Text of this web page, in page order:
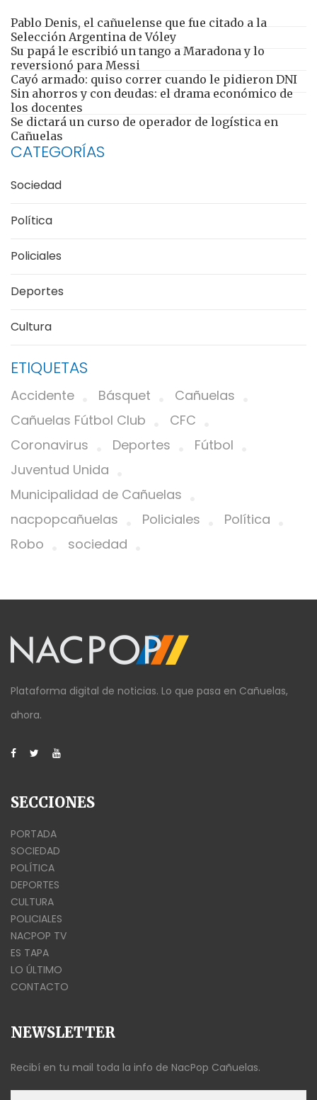
Pablo Denis, el cañuelense que fue citado a la
Selección Argentina de Vóley
Su papá le escribió un tango a Maradona y lo
reversionó para Messi
Cayó armado: quiso correr cuando le pidieron DNI
Sin ahorros y con deudas: el drama económico de
los docentes
Se dictará un curso de operador de logística en
Cañuelas
CATEGORÍAS
Sociedad
Política
Policiales
Deportes
Cultura
ETIQUETAS
Accidente Básquet
Cañuelas
Cañuelas Fútbol Club
CFC
Coronavirus
Deportes
Fútbol
Juventud Unida
Municipalidad de Cañuelas
nacpopcañuelas
Policiales
Política
Robo
sociedad
Plataforma digital de noticias. Lo que pasa en Cañuelas,
ahora.
SECCIONES
PORTADA
SOCIEDAD
POLÍTICA
DEPORTES
CULTURA
POLICIALES
NACPOP TV
ES TAPA
LO ÚLTIMO
CONTACTO
NEWSLETTER
Recibí en tu mail toda la info de NacPop Cañuelas.